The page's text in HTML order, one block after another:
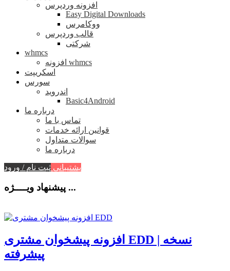
افزونه وردپرس
Easy Digital Downloads
ووکامرس
قالب وردپرس
شرکتی
whmcs
افزونه whmcs
اسکریپت
سورس
اندروید
Basic4Android
درباره ما
تماس با ما
قوانین ارائه خدمات
سوالات متداول
درباره ما
پشتیبانی ثبت نام / ورود
پیشنهاد ویــــژه ...
افزونه پیشخوان مشتری EDD | نسخه
پیشرفته